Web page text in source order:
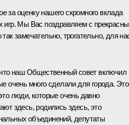
за оценку нашего скромного вклада
игр. Мы Вас поздравляем с
замечательно, трогательно, для
наш Общественный совет включил
очень много сделали для города. Это
люди, которые очень давно
здесь, родились здесь, это
объединений, депутаты